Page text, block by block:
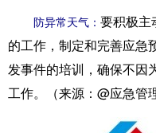
防异常天气： 要积极主
的工作，制定和完善应急
发事件的培训，确保不因
工作。（来源：@应急管